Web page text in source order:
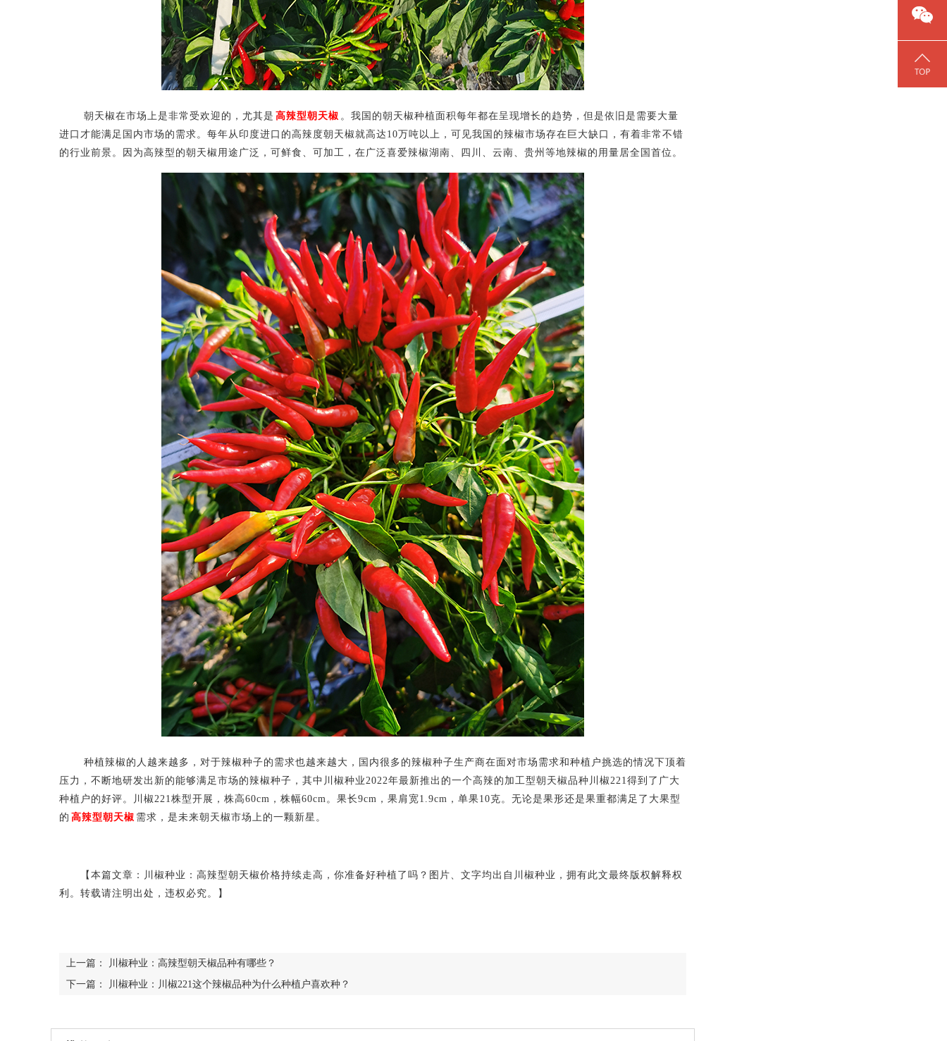
朝天椒在市场上是非常受欢迎的，尤其是 高辣型朝天椒 。我国的朝天椒种植面积每年都在呈现增长的趋势，但是依旧是需要大量
进口才能满足国内市场的需求。每年从印度进口的高辣度朝天椒就高达10万吨以上，可见我国的辣椒市场存在巨大缺口，有着非常不错
的行业前景。因为高辣型的朝天椒用途广泛，可鲜食、可加工，在广泛喜爱辣椒湖南、四川、云南、贵州等地辣椒的用量居全国首位。
种植辣椒的人越来越多，对于辣椒种子的需求也越来越大，国内很多的辣椒种子生产商在面对市场需求和种植户挑选的情况下顶着
压力，不断地研发出新的能够满足市场的辣椒种子，其中川椒种业2022年最新推出的一个高辣的加工型朝天椒品种川椒221得到了广大
种植户的好评。川椒221株型开展，株高60cm，株幅60cm。果长9cm，果肩宽1.9cm，单果10克。无论是果形还是果重都满足了大果型
的 高辣型朝天椒 需求，是未来朝天椒市场上的一颗新星。
【本篇文章：川椒种业：高辣型朝天椒价格持续走高，你准备好种植了吗？图片、文字均出自川椒种业，拥有此文最终版权解释权
利。转载请注明出处，违权必究。】
上一篇：
川椒种业：高辣型朝天椒品种有哪些？
下一篇：
川椒种业：川椒221这个辣椒品种为什么种植户喜欢种？